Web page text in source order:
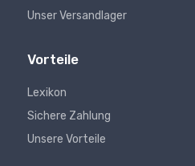
Unser Versandlager
Vorteile
Lexikon
Sichere Zahlung
Unsere Vorteile